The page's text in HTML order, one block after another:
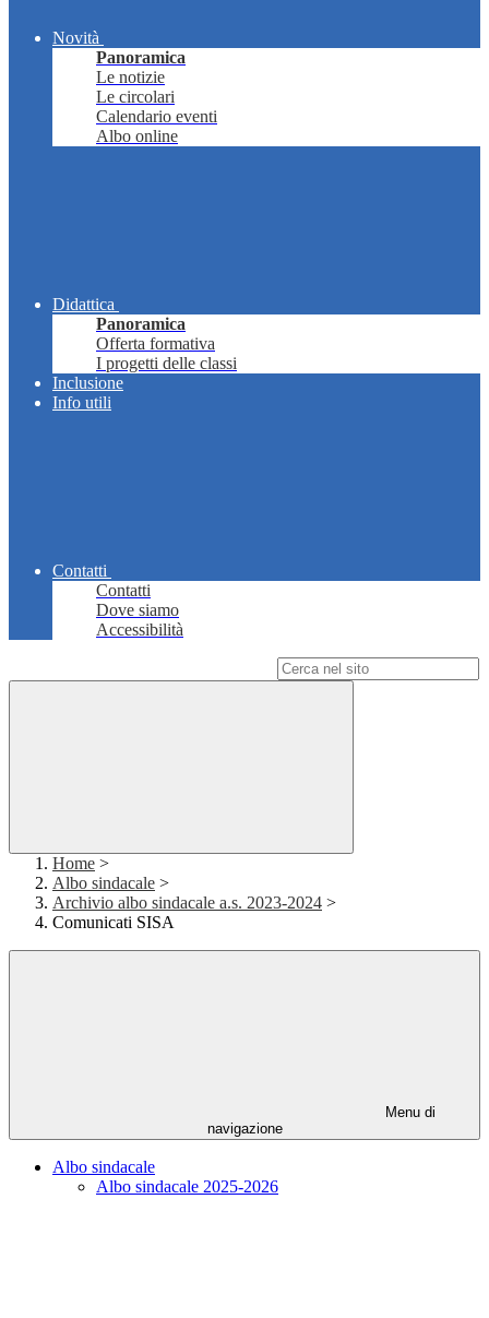
Novità
Panoramica
Le notizie
Le circolari
Calendario eventi
Albo online
Didattica
Panoramica
Offerta formativa
I progetti delle classi
Inclusione
Info utili
Contatti
Contatti
Dove siamo
Accessibilità
Home >
Albo sindacale >
Archivio albo sindacale a.s. 2023-2024 >
Comunicati SISA
Menu di
navigazione
Albo sindacale
Albo sindacale 2025-2026